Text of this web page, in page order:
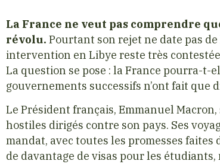
La France ne veut pas comprendre
révolu. Pourtant son rejet ne date pas
intervention en Libye reste très
La question se pose : la France pourra-
gouvernements successifs n’ont fait que
Le Président français, Emmanuel
hostiles dirigés contre son pays. Ses
mandat, avec toutes les promesses faites
de davantage de visas pour les étudiants,